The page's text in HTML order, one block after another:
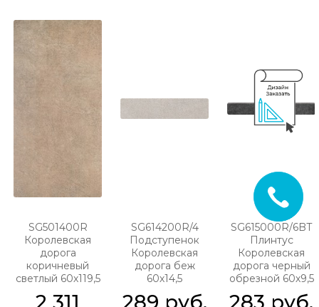
SG501400R
Королевская
дорога
коричневый
светлый 60х119,5
2 311
SG614200R/4
Подступенок
Королевская
дорога беж
60х14,5
289 руб.
SG615000R/6BT
Плинтус
Королевская
дорога черный
обрезной 60х9,5
283 руб.